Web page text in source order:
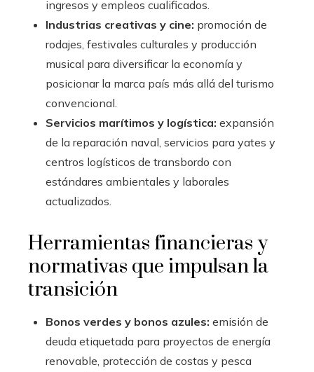
ingresos y empleos cualificados.
Industrias creativas y cine: promoción de
rodajes, festivales culturales y producción
musical para diversificar la economía y
posicionar la marca país más allá del turismo
convencional.
Servicios marítimos y logística: expansión
de la reparación naval, servicios para yates y
centros logísticos de transbordo con
estándares ambientales y laborales
actualizados.
Herramientas financieras y
normativas que impulsan la
transición
Bonos verdes y bonos azules: emisión de
deuda etiquetada para proyectos de energía
renovable, protección de costas y pesca